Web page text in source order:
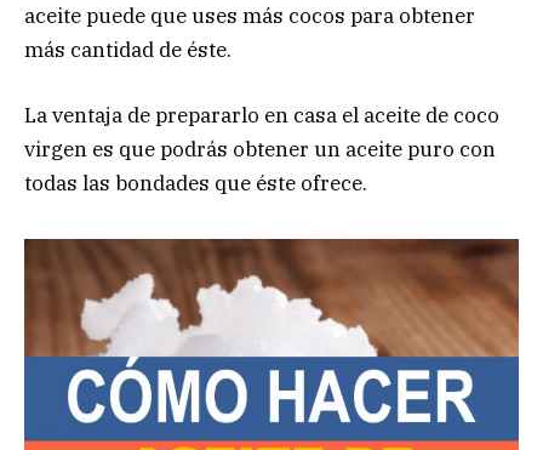
aceite puede que uses más cocos para obtener
más cantidad de éste.
La ventaja de prepararlo en casa el aceite de coco
virgen es que podrás obtener un aceite puro con
todas las bondades que éste ofrece.